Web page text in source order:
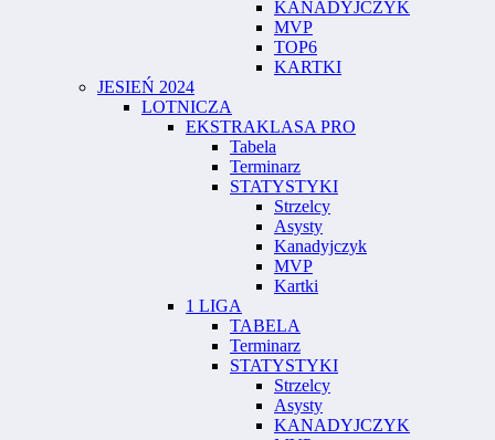
KANADYJCZYK
MVP
TOP6
KARTKI
JESIEŃ 2024
LOTNICZA
EKSTRAKLASA PRO
Tabela
Terminarz
STATYSTYKI
Strzelcy
Asysty
Kanadyjczyk
MVP
Kartki
1 LIGA
TABELA
Terminarz
STATYSTYKI
Strzelcy
Asysty
KANADYJCZYK